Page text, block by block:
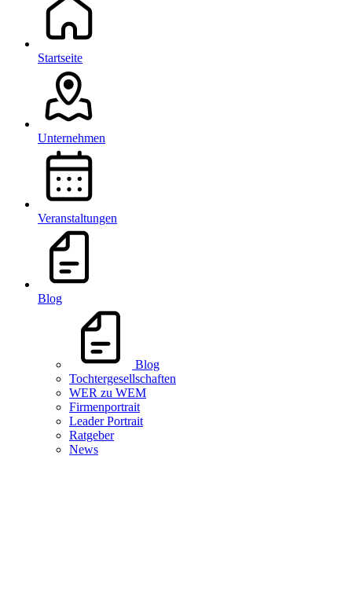
Startseite
Unternehmen
Veranstaltungen
Blog
Blog
Tochtergesellschaften
WER zu WEM
Firmenportrait
Leader Portrait
Ratgeber
News